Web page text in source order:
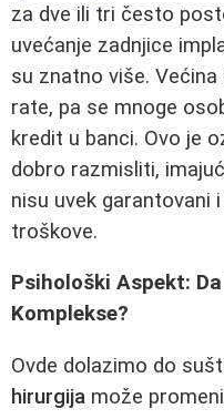
za dve ili tri često
uvećanje zadnjice
su znatno više. Većina
rate, pa se mnoge
kredit u banci. Ovo je
dobro razmisliti,
nisu uvek garantovani
troškove.
Psihološki Aspekt:
Komplekse?
Ovde dolazimo do
hirurgija može